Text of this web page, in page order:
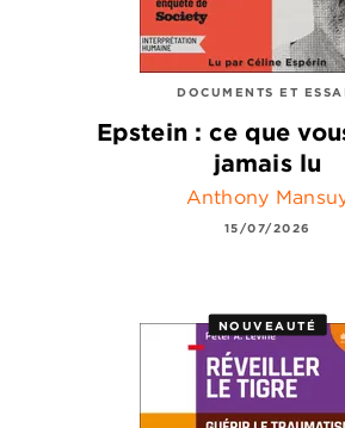
DOCUMENTS ET
Epstein : ce que
jamais lu
Anthony
15/07/2026
NOUVEAUTÉ